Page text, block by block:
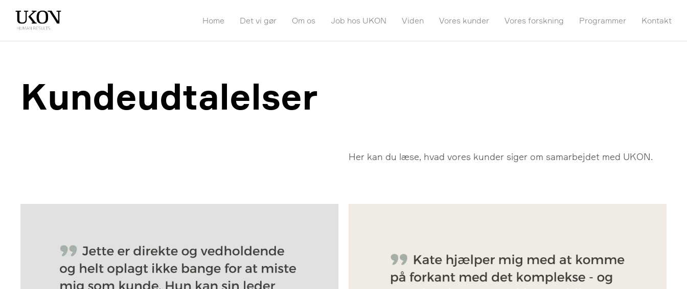
Home Det vi gør Om os Job hos UKON Viden Vores kunder Vores forskning Programmer Kontakt
Kundeudtalelser
Her kan du læse, hvad vores kunder siger om samarbejdet med UKON.